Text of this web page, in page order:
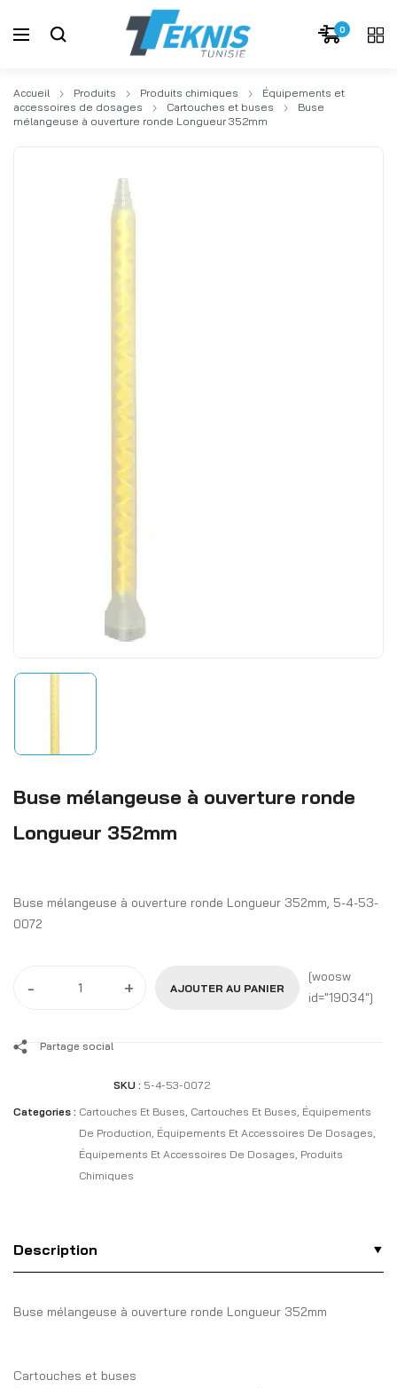
0
Accueil Produits Produits chimiques
Équipements et
accessoires de dosages
Cartouches et buses
Buse
mélangeuse à ouverture ronde Longueur 352mm
Buse mélangeuse à ouverture ronde
Longueur 352mm
Buse mélangeuse à ouverture ronde Longueur 352mm, 5-4-53-
0072
- + AJOUTER AU PANIER
[woosw
id="19034"]
Partage social
SKU : 5-4-53-0072
Categories : Cartouches Et Buses, Cartouches Et Buses, Équipements
De Production, Équipements Et Accessoires De Dosages,
Équipements Et Accessoires De Dosages, Produits
Chimiques
Description
Buse mélangeuse à ouverture ronde Longueur 352mm
Cartouches et buses